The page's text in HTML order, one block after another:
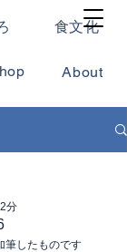
食文化
About
分
筆したものです